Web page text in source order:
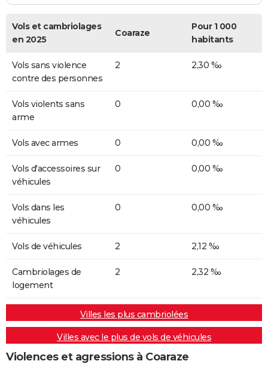
Vols et cambriolages
en 2025
Coaraze
Pour 1 000
habitants
Vols sans violence
contre des personnes
2 2,30 ‰
Vols violents sans
arme
0 0,00 ‰
Vols avec armes 0 0,00 ‰
Vols d'accessoires sur
véhicules
0 0,00 ‰
Vols dans les
véhicules
0 0,00 ‰
Vols de véhicules 2 2,12 ‰
Cambriolages de
logement
2 2,32 ‰
Villes les plus cambriolées
Villes avec le plus de vols de véhicules
Violences et agressions à Coaraze